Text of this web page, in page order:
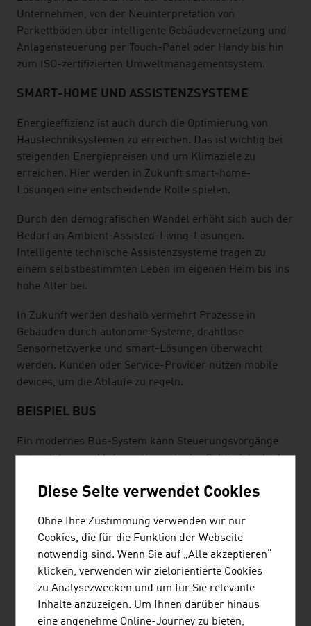
Unternehmen, von der Neuinterpretation von
Parkettböden über intelligente Gebäudevernetzung und
Anlagensteuerung per Touch-Panel oder Handy bis hin
zum ISO-zertifizierten Umweltmanagementsystem.
SMART-HOME UND ASSISTENZSYSTEME
Energieeffizienz ist auch durch die Optimierung von
Haustechniksystemen zu erreichen. Das ist wichtig bei
steigenden Energiepreisen und um Klimaziele zu
erreichen. Hier werden in Zukunft smart-home-
Lösungen eine entscheidende Rolle spielen.
Durch den demografischen Wandel erhöht sich auch der
Bedarf an Ambient-Assisted-Living-Lösungen.
Intelligente technische Assistenzsysteme tragen zu
einem selbstbestimmten Leben im eigenen Heim bis ins
hohe Alter bei.
In Zukunft werden deshalb vermehrt Prozesse in
Gebäuden durch autonome Systeme, drahtlose
Sensornetzwerke und smart-Lösungen überwacht
werden. Kunden oder Service-Provider nützen mobile
devices, um die Abläufe zu regeln.
BEISPIEL BUS
Ein modernes Bus-System kann Steuerungsvorgänge
unterstützen und Informationen in der Gebäudetechnik
für öffentliche Gebäude wie Schulen und
Das System kann die Beleuchtung steuern, die
Raumtemperatur und Jalousien programmiert bedienen,
das Garagentor steuern, Bewegungsmelder ansprechen
oder den Rauchalarm sicherstellen.
Mit Hilfe eines flexiblen Bus-Systems kommunizieren
Diese Seite verwendet Cookies
Ohne Ihre Zustimmung verwenden wir nur
Cookies, die für die Funktion der Webseite
notwendig sind. Wenn Sie auf „Alle akzeptieren“
klicken, verwenden wir zielorientierte Cookies
zu Analysezwecken und um für Sie relevante
Inhalte anzuzeigen. Um Ihnen darüber hinaus
eine angenehme Online-Journey zu bieten,